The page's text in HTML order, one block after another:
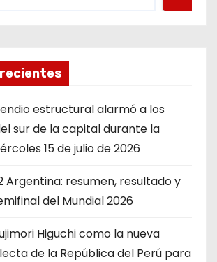
estructural alarmó a los
sur de la capital durante la
15 de julio de 2026
Argentina: resumen, resultado y
del Mundial 2026
Higuchi como la nueva
de la República del Perú para